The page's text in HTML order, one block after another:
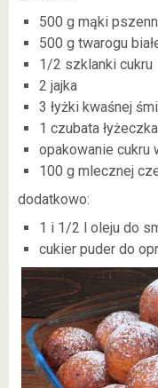
500 g mąki
500 g twarogu
1/2 szklanki cukru
2 jajka
3 łyżki kwaśnej
1 czubata
opakowanie cukru
100 g mlecznej
dodatkowo:
1 i 1/2 l oleju do
cukier puder do